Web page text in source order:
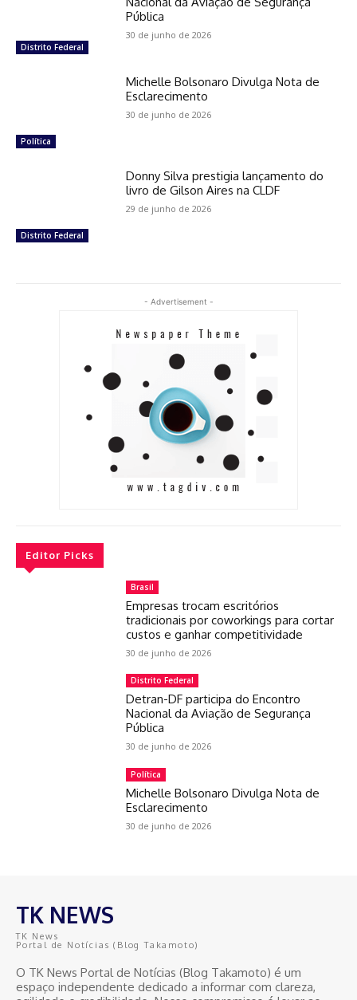
Distrito Federal
Pública
30 de junho de 2026
Política
Michelle Bolsonaro Divulga Nota de
Esclarecimento
30 de junho de 2026
Distrito Federal
Donny Silva prestigia lançamento do
livro de Gilson Aires na CLDF
29 de junho de 2026
- Advertisement -
Editor Picks
Brasil
Empresas trocam escritórios
tradicionais por coworkings para cortar
custos e ganhar competitividade
30 de junho de 2026
Distrito Federal
Detran-DF participa do Encontro
Nacional da Aviação de Segurança
Pública
30 de junho de 2026
Política
Michelle Bolsonaro Divulga Nota de
Esclarecimento
30 de junho de 2026
TK NEWS
TK News
Portal de Notícias (Blog Takamoto)
O TK News Portal de Notícias (Blog Takamoto) é um
espaço independente dedicado a informar com clareza,